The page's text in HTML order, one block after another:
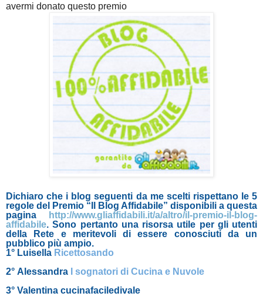
avermi donato questo premio
Dichiaro che i blog seguenti da me scelti rispettano le 5
regole del Premio “Il Blog Affidabile” disponibili a questa
pagina
http://www.gliaffidabili.it/a/altro/il-premio-il-blog-
affidabile. Sono pertanto una risorsa utile per gli utenti
della Rete e meritevoli di essere conosciuti da un
pubblico più ampio.
1° Luisella Ricettosando
2° Alessandra
I sognatori di Cucina e Nuvole
3° Valentina cucinafaciledivale